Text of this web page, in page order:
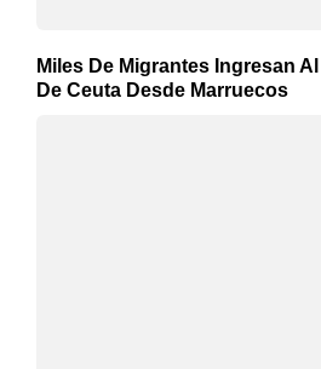
Miles De Migrantes Ingresan
De Ceuta Desde Marruecos